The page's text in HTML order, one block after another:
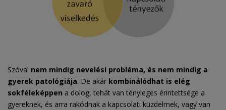
Szóval nem mindig nevelési probléma, és nem mindig a
gyerek patológiája. De akár kombinálódhat is elég
sokféleképpen a dolog, tehát van tényleges érintettsége a
gyereknek, és arra rakódnak a kapcsolati küzdelmek, vagy van